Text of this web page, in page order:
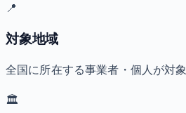
📍
対象地域
全国に所在する事業者・個人が対象
🏛️